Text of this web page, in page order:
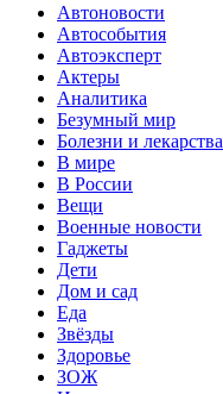
Автоновости
Автособытия
Автоэксперт
Актеры
Аналитика
Безумный мир
Болезни и лекарства
В мире
В России
Вещи
Военные новости
Гаджеты
Дети
Дом и сад
Еда
Звёзды
Здоровье
ЗОЖ